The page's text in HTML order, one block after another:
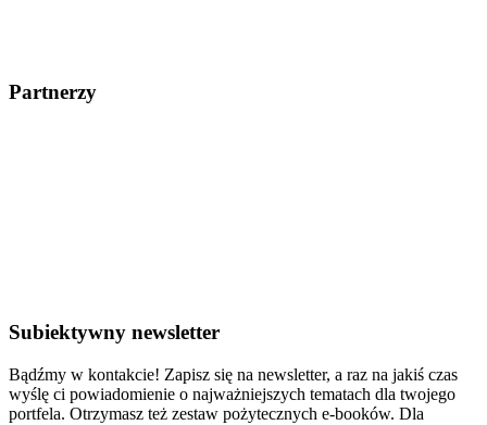
Partnerzy
Subiektywny newsletter
Bądźmy w kontakcie! Zapisz się na newsletter, a raz na jakiś czas
wyślę ci powiadomienie o najważniejszych tematach dla twojego
portfela. Otrzymasz też zestaw pożytecznych e-booków. Dla